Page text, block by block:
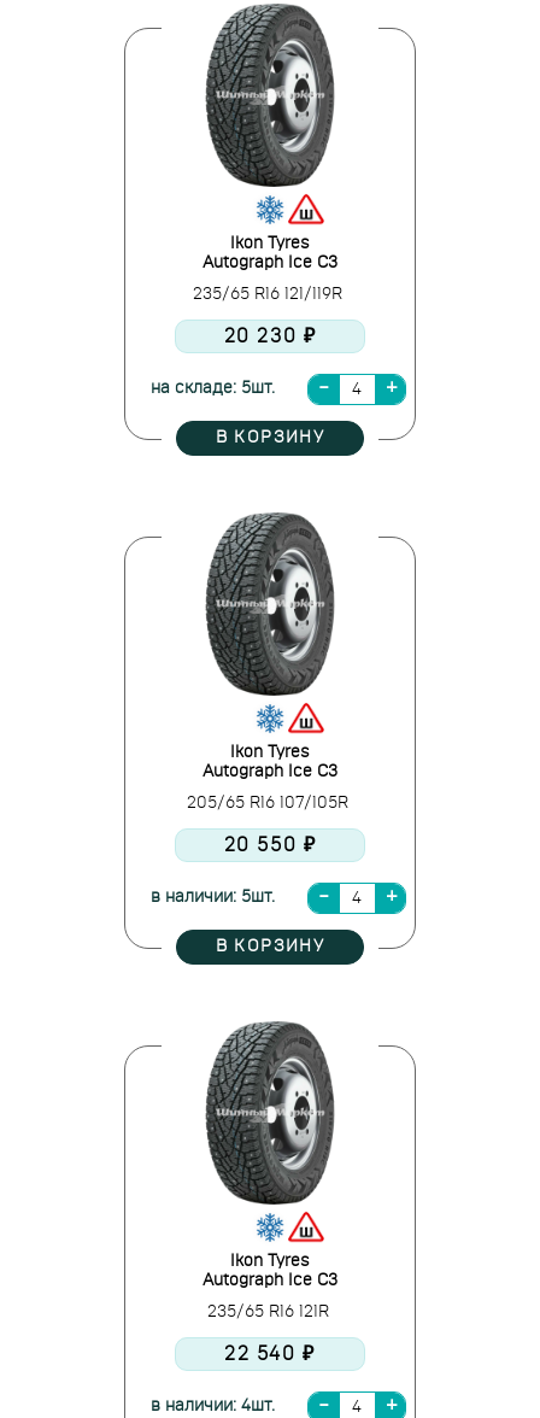
Ikon Tyres
Autograph Ice C3
235/65 R16 121/119R
20 230 ₽
на складе: 5шт.
В КОРЗИНУ
Ikon Tyres
Autograph Ice C3
205/65 R16 107/105R
20 550 ₽
в наличии: 5шт.
В КОРЗИНУ
Ikon Tyres
Autograph Ice C3
235/65 R16 121R
22 540 ₽
в наличии: 4шт.